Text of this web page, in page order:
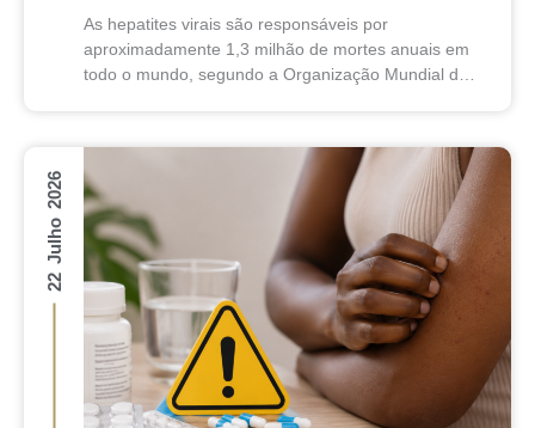
As hepatites virais são responsáveis por
aproximadamente 1,3 milhão de mortes anuais em
todo o mundo, segundo a Organização Mundial da
22 Julho 2026